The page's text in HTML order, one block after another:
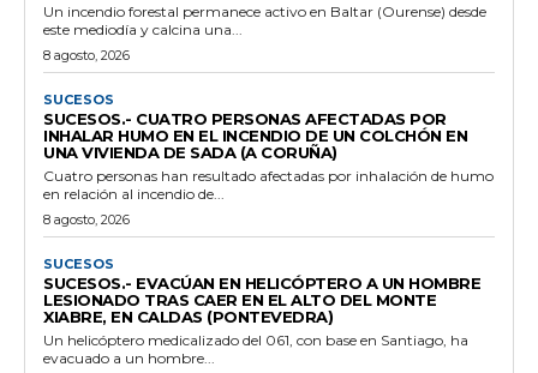
Un incendio forestal permanece activo en Baltar (Ourense) desde
este mediodía y calcina una...
8 agosto, 2026
SUCESOS
SUCESOS.- CUATRO PERSONAS AFECTADAS POR
INHALAR HUMO EN EL INCENDIO DE UN COLCHÓN EN
UNA VIVIENDA DE SADA (A CORUÑA)
Cuatro personas han resultado afectadas por inhalación de humo
en relación al incendio de...
8 agosto, 2026
SUCESOS
SUCESOS.- EVACÚAN EN HELICÓPTERO A UN HOMBRE
LESIONADO TRAS CAER EN EL ALTO DEL MONTE
XIABRE, EN CALDAS (PONTEVEDRA)
Un helicóptero medicalizado del 061, con base en Santiago, ha
evacuado a un hombre...